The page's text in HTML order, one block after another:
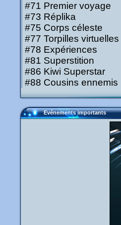
#71 Premier voyage
#73 Réplika
#75 Corps céleste
#77 Torpilles virtuelles
#78 Expériences
#81 Superstition
#86 Kiwi Superstar
#88 Cousins ennemis
Evénements importants